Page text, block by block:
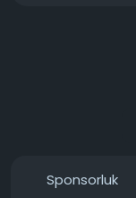
Sponsorluk